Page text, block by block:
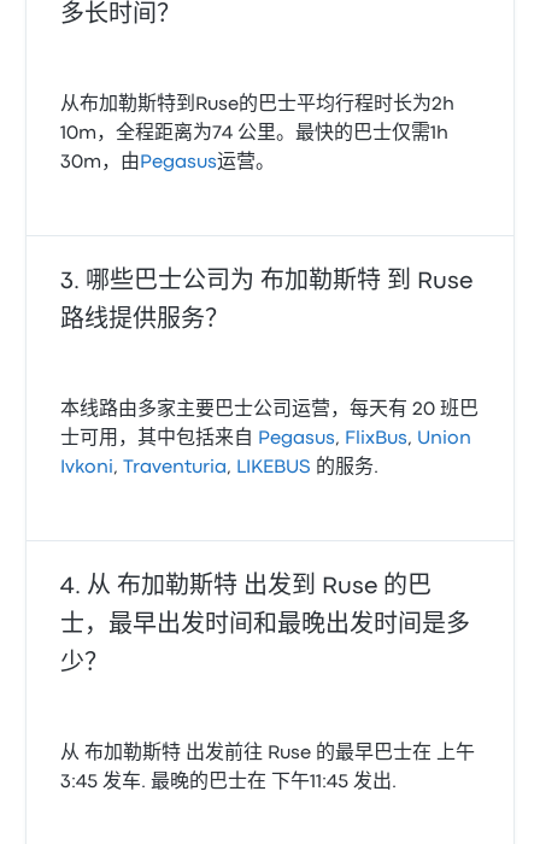
多长时间？
从布加勒斯特到Ruse的巴士平均行程时长为2h
10m，全程距离为74 公里。最快的巴士仅需1h
30m，由 Pegasus运营。
哪些巴士公司为 布加勒斯特 到 Ruse
路线提供服务？
本线路由多家主要巴士公司运营，每天有 20 班巴
士可用，其中包括来自
Pegasus, FlixBus, Union
Ivkoni, Traventuria, LIKEBUS 的服务.
从 布加勒斯特 出发到 Ruse 的巴
士，最早出发时间和最晚出发时间是多
少？
从 布加勒斯特 出发前往 Ruse 的最早巴士在 上午
3:45 发车. 最晚的巴士在 下午11:45 发出.